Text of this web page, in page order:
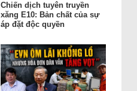
Chiến dịch tuyên truyền
xăng E10: Bản chất của sự
áp đặt độc quyền